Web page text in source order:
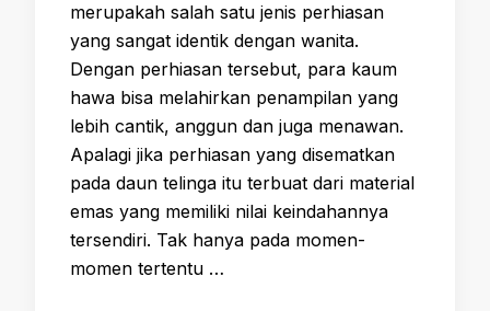
merupakah salah satu jenis perhiasan
yang sangat identik dengan wanita.
Dengan perhiasan tersebut, para kaum
hawa bisa melahirkan penampilan yang
lebih cantik, anggun dan juga menawan.
Apalagi jika perhiasan yang disematkan
pada daun telinga itu terbuat dari material
emas yang memiliki nilai keindahannya
tersendiri. Tak hanya pada momen-
momen tertentu …